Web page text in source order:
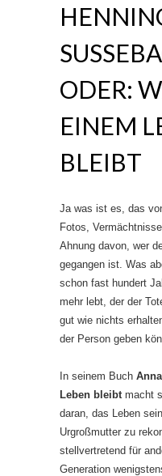
DER:
INEM
LEIBT
Ja was ist es, das
Fotos,
Ahnung davon, wer
gegangen ist. Was
schon fast hundert
mehr lebt, der der
gut wie nichts
der Person geben
In seinem Buch
Leben bleibt macht
daran, das Leben
Urgroßmutter zu
stellvertretend für
Generation